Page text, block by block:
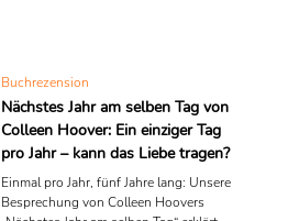
Buchrezension
Nächstes Jahr am selben Tag von
Colleen Hoover: Ein einziger Tag
pro Jahr – kann das Liebe tragen?
Einmal pro Jahr, fünf Jahre lang: Unsere
Besprechung von Colleen Hoovers